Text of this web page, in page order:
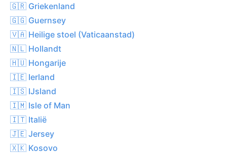
🇬🇷 Griekenland
🇬🇬 Guernsey
🇻🇦 Heilige stoel (Vaticaanstad)
🇳🇱 Hollandt
🇭🇺 Hongarije
🇮🇪 Ierland
🇮🇸 IJsland
🇮🇲 Isle of Man
🇮🇹 Italië
🇯🇪 Jersey
🇽🇰 Kosovo